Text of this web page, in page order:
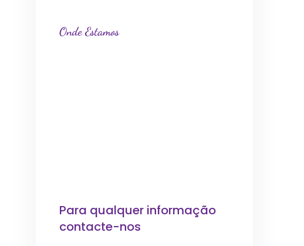
Onde Estamos
Para qualquer informação
contacte-nos